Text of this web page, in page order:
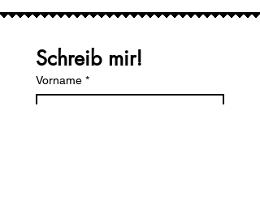
Schreib mir!
Vorname *